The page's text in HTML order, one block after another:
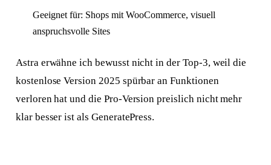
Geeignet für: Shops mit WooCommerce, visuell
anspruchsvolle Sites
Astra erwähne ich bewusst nicht in der Top-3, weil die
kostenlose Version 2025 spürbar an Funktionen
verloren hat und die Pro-Version preislich nicht mehr
klar besser ist als GeneratePress.